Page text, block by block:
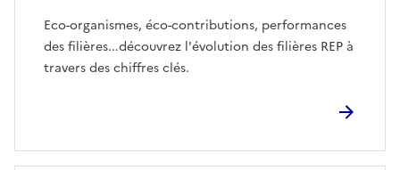
Eco-organismes, éco-contributions, performances
des filières...découvrez l'évolution des filières REP à
travers des chiffres clés.